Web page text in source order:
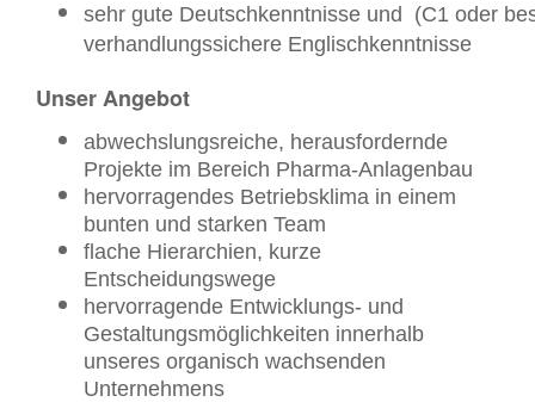
sehr gute Deutschkenntnisse und (C1 oder
verhandlungssichere Englischkenntnisse
Unser Angebot
abwechslungsreiche, herausfordernde
Projekte im Bereich Pharma-Anlagenbau
hervorragendes Betriebsklima in einem
bunten und starken Team
flache Hierarchien, kurze
Entscheidungswege
hervorragende Entwicklungs- und
Gestaltungsmöglichkeiten innerhalb
unseres organisch wachsenden
Unternehmens